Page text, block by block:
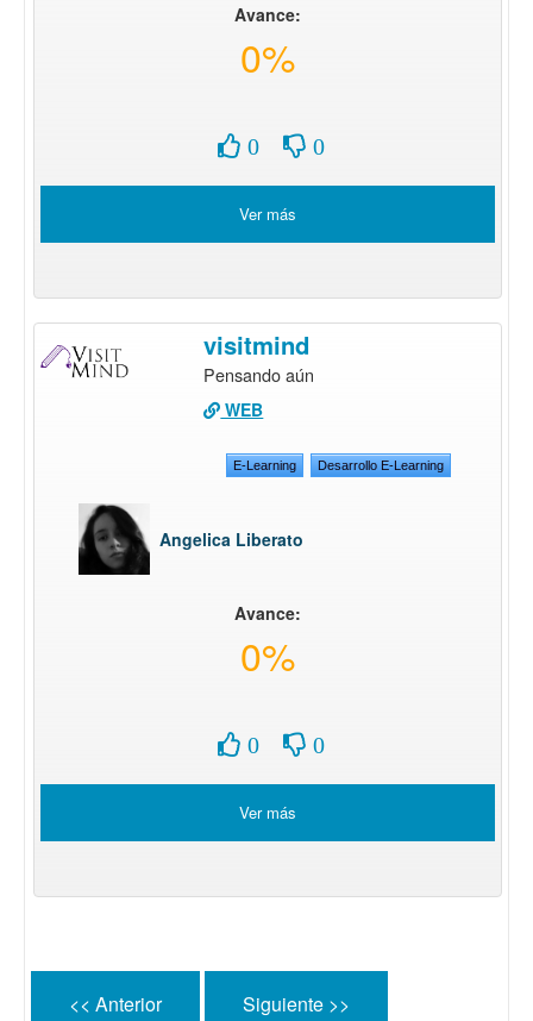
Avance:
0%
0 0
Ver más
visitmind
Pensando aún
WEB
E-Learning Desarrollo E-Learning
Angelica Liberato
Avance:
0%
0 0
Ver más
<< Anterior Siguiente >>